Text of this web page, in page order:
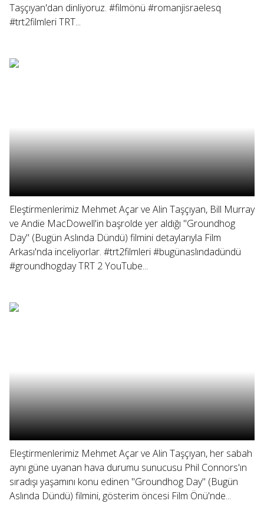
Taşçıyan'dan dinliyoruz. #filmönü #romanjisraelesq
#trt2filmleri TRT...
Eleştirmenlerimiz Mehmet Açar ve Alin Taşçıyan, Bill Murray
ve Andie MacDowell'in başrolde yer aldığı "Groundhog
Day" (Bugün Aslında Dündü) filmini detaylarıyla Film
Arkası'nda inceliyorlar. #trt2filmleri #bugünaslındadündü
#groundhogday TRT 2 YouTube...
Eleştirmenlerimiz Mehmet Açar ve Alin Taşçıyan, her sabah
aynı güne uyanan hava durumu sunucusu Phil Connors'ın
sıradışı yaşamını konu edinen "Groundhog Day" (Bugün
Aslında Dündü) filmini, gösterim öncesi Film Önü'nde...